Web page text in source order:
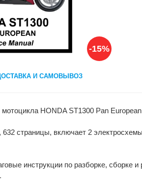
-15%
И САМОВЫВОЗ
HONDA ST1300 Pan
632 страницы, включает 2
инструкции по разборке, сборке